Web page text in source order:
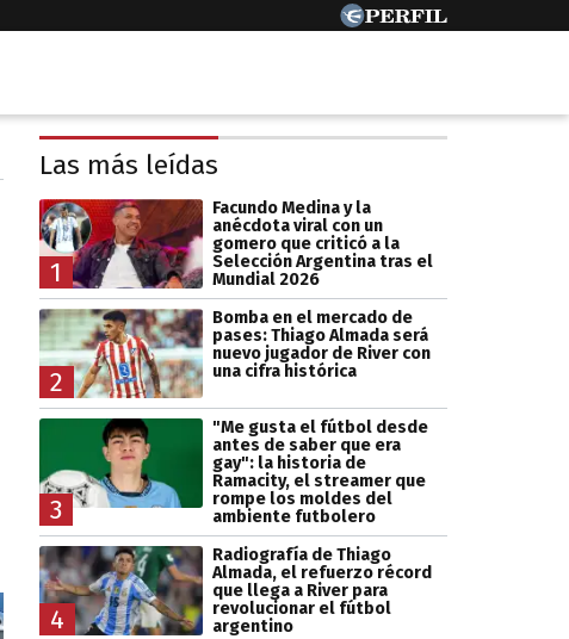
Las más leídas
1
Facundo Medina y la
anécdota viral con un
gomero que criticó a la
Selección Argentina tras el
Mundial 2026
2
Bomba en el mercado de
pases: Thiago Almada será
nuevo jugador de River con
una cifra histórica
3
"Me gusta el fútbol desde
antes de saber que era
gay": la historia de
Ramacity, el streamer que
rompe los moldes del
ambiente futbolero
4
Radiografía de Thiago
Almada, el refuerzo récord
que llega a River para
revolucionar el fútbol
argentino